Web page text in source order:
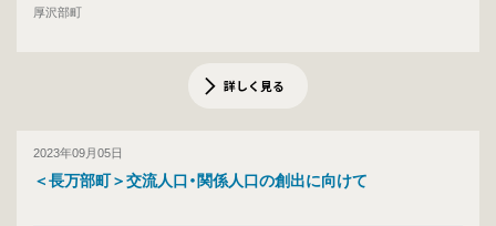
厚沢部町
詳しく見る
2023年09月05日
＜長万部町＞交流人口・関係人口の創出に向けて